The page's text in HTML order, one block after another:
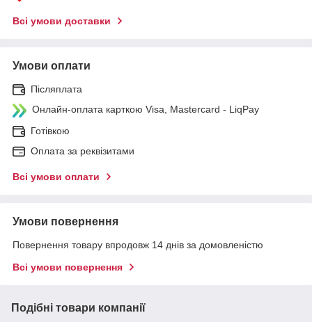
Всі умови доставки
Умови оплати
Післяплата
Онлайн-оплата карткою Visa, Mastercard - LiqPay
Готівкою
Оплата за реквізитами
Всі умови оплати
Умови повернення
Повернення товару впродовж 14 днів за домовленістю
Всі умови повернення
Подібні товари компанії